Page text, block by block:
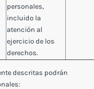
personales,
incluido la
atención al
ejercicio de los
derechos.
descritas podrán